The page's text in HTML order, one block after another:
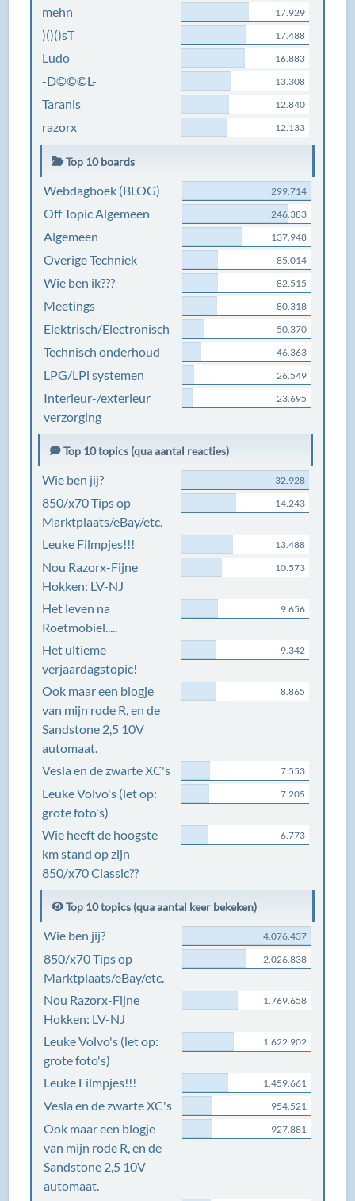
mehn 17.929
)()()sT 17.488
Ludo 16.883
-D©©©L- 13.308
Taranis 12.840
razorx 12.133
Top 10 boards
Webdagboek (BLOG) 299.714
Off Topic Algemeen 246.383
Algemeen 137.948
Overige Techniek 85.014
Wie ben ik??? 82.515
Meetings 80.318
Elektrisch/Electronisch 50.370
Technisch onderhoud 46.363
LPG/LPi systemen 26.549
Interieur-/exterieur
verzorging
23.695
Top 10 topics (qua aantal reacties)
Wie ben jij? 32.928
850/x70 Tips op
Marktplaats/eBay/etc.
14.243
Leuke Filmpjes!!! 13.488
Nou Razorx-Fijne
Hokken: LV-NJ
10.573
Het leven na
Roetmobiel.....
9.656
Het ultieme
verjaardagstopic!
9.342
Ook maar een blogje
van mijn rode R, en de
Sandstone 2,5 10V
automaat.
8.865
Vesla en de zwarte XC's 7.553
Leuke Volvo's (let op:
grote foto's)
7.205
Wie heeft de hoogste
km stand op zijn
850/x70 Classic??
6.773
Top 10 topics (qua aantal keer bekeken)
Wie ben jij? 4.076.437
850/x70 Tips op
Marktplaats/eBay/etc.
2.026.838
Nou Razorx-Fijne
Hokken: LV-NJ
1.769.658
Leuke Volvo's (let op:
grote foto's)
1.622.902
Leuke Filmpjes!!! 1.459.661
Vesla en de zwarte XC's 954.521
Ook maar een blogje
van mijn rode R, en de
Sandstone 2,5 10V
automaat.
927.881